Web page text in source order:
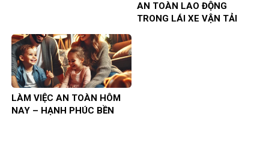
AN TOÀN LAO ĐỘNG
TRONG LÁI XE VẬN TẢI
LÀM VIỆC AN TOÀN HÔM
NAY – HẠNH PHÚC BỀN